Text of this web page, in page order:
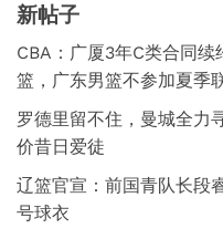
新帖子
CBA：广厦3年C类合同
篮，广东男篮不参加夏季
罗德里留不住，曼城全力
价昔日爱徒
辽篮官宣：前国青队长段
号球衣